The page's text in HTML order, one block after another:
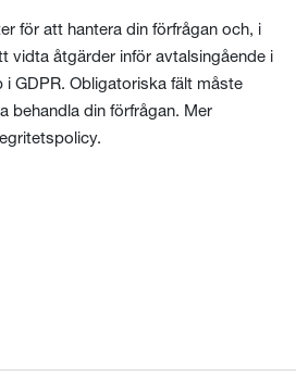
för att hantera din förfrågan och, i
vidta åtgärder inför avtalsingående i
i GDPR. Obligatoriska fält måste
behandla din förfrågan. Mer